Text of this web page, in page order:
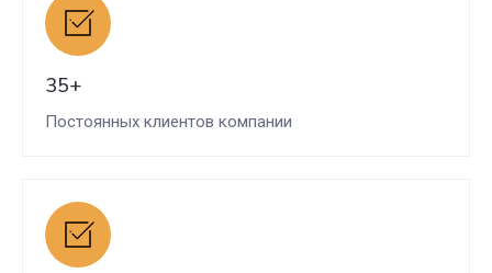
35+
Постоянных клиентов компании